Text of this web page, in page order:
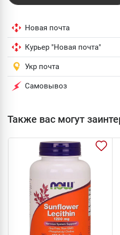
Новая почта
Курьер "Новая почта"
Укр почта
Самовывоз
Также вас могут